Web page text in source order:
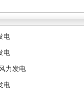
电
电
力发电
电